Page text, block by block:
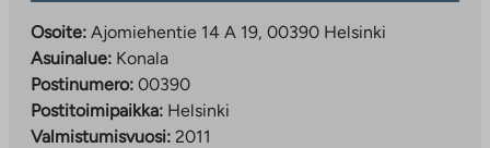
Osoite: Ajomiehentie 14 A 19, 00390 Helsinki
Asuinalue: Konala
Postinumero: 00390
Postitoimipaikka: Helsinki
Valmistumisvuosi: 2011